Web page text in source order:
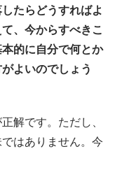
たらどうすればよ
、今からすべきこ
的に自分で何とか
よいのでしょう
解です。ただし、
はありません。今